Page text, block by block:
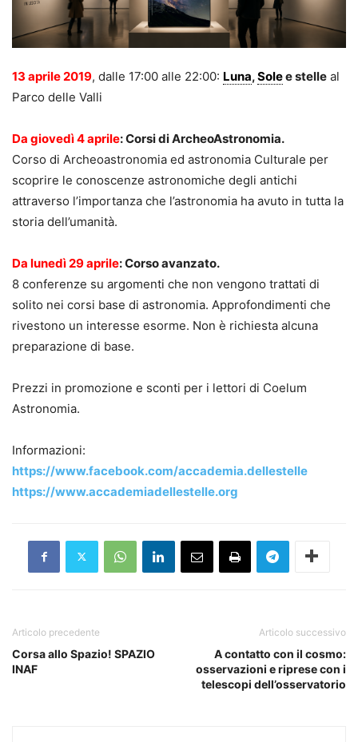
13 aprile 2019, dalle 17:00 alle 22:00: Luna,Solee stelle al
Parco delle Valli
Da giovedì 4 aprile: Corsi di ArcheoAstronomia.
Corso di Archeoastronomia ed astronomia Culturale per
scoprire le conoscenze astronomiche degli antichi
attraverso l’importanza che l’astronomia ha avuto in tutta la
storia dell’umanità.
Da lunedì 29 aprile: Corso avanzato.
8 conferenze su argomenti che non vengono trattati di
solito nei corsi base di astronomia. Approfondimenti che
rivestono un interesse esorme. Non è richiesta alcuna
preparazione di base.
Prezzi in promozione e sconti per i lettori di Coelum
Astronomia.
Informazioni:
https://www.facebook.com/accademia.dellestelle
https://www.accademiadellestelle.org
Articolo precedente
Corsa allo Spazio! SPAZIO
INAF
Articolo successivo
A contatto con il cosmo:
osservazioni e riprese con i
telescopi dell’osservatorio